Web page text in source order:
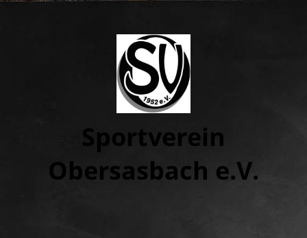
Sportverein
Obersasbach e.V.